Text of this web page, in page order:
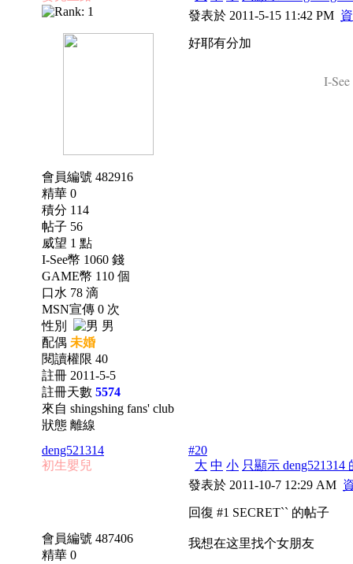
會員編號 482916
精華 0
積分 114
帖子 56
威望 1 點
I-See幣 1060 錢
GAME幣 110 個
口水 78 滴
MSN宣傳 0 次
性別
男
配偶 未婚
閱讀權限 40
註冊 2011-5-5
註冊天數 5574
來自 shingshing fans' club
狀態 離線
發表於 2011-5-15 11:42 PM
好耶有分加
I-
deng521314
初生嬰兒
會員編號 487406
精華 0
#20
大 中 小 只顯示 deng521314
發表於 2011-10-7 12:29 AM
回復 #1 SECRET`` 的帖子
我想在这里找个女朋友